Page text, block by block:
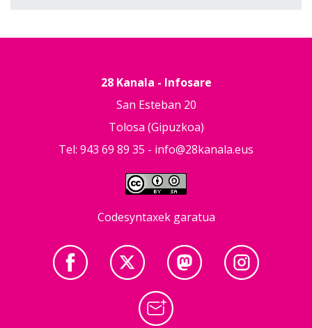
28 Kanala - Infosare
San Esteban 20
Tolosa (Gipuzkoa)
Tel: 943 69 89 35 - info@28kanala.eus
Codesyntaxek garatua